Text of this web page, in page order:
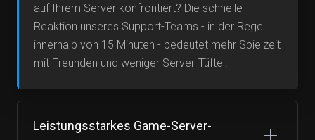
auf Ihrem Server konfrontiert? Die schnelle
Reaktion unseres Support-Teams - in der Regel
innerhalb von 15 Minuten - bedeutet mehr Spielzeit
mit Freunden und weniger Server-Tüftel.
Leistungsstarkes Game-Server-